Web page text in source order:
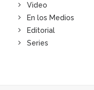
Video
En los Medios
Editorial
Series